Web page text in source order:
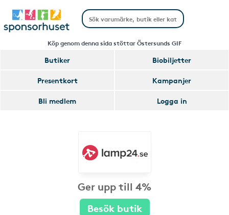
Köp genom denna sida stöttar Östersunds GIF
Butiker
Biobiljetter
Presentkort
Kampanjer
Bli medlem
Logga in
Ger upp till 4%
Besök butik